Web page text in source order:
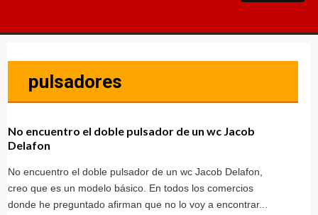
pulsadores
No encuentro el doble pulsador de un wc Jacob
Delafon
No encuentro el doble pulsador de un wc Jacob Delafon,
creo que es un modelo básico. En todos los comercios
donde he preguntado afirman que no lo voy a encontrar...